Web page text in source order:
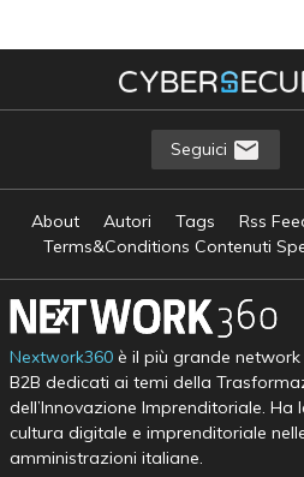
Seguici
About Autori Tags Rss
Terms&Conditions Contenuti
Nextwork360è il più grande
B2B dedicati ai temi della
dell’Innovazione Imprenditoriale.
cultura digitale e imprenditoriale
amministrazioni italiane.